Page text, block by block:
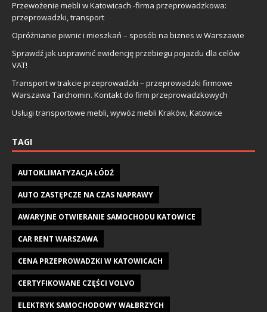
Przewożenie mebli w Katowicach -firma przeprowadzkowa:
przeprowadzki, transport
Opróżnianie piwnic i mieszkań – sposób na biznes w Warszawie
Sprawdź jak usprawnić ewidencję przebiegu pojazdu dla celów
VAT!
Transport w trakcie przeprowadzki – przeprowadzki firmowe
Warszawa Tarchomin. Kontakt do firm przeprowadzkowych
Usługi transportowe mebli, wywóz mebli Kraków, Katowice
TAGI
AUTOKLIMATYZACJA ŁÓDŹ
AUTO ZASTĘPCZE NA CZAS NAPRAWY
AWARYJNE OTWIERANIE SAMOCHODU KATOWICE
CAR RENT WARSZAWA
CENA PRZEPROWADZKI W KATOWICACH
CERTYFIKOWANE CZĘŚCI VOLVO
ELEKTRYK SAMOCHODOWY WAŁBRZYCH